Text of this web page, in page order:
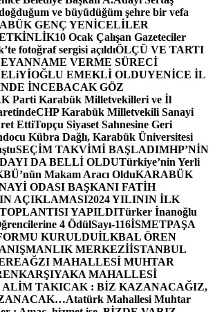
ve büyüdüğüm şehre bir vefa
GENÇ YENİCELİLER
10 Ocak Çalışan Gazeteciler
fotoğraf sergisi açıldıÖLÇÜ VE TARTI
VERME SÜRECİ
EMEKLİ OLDUYENİCE İL
İNCEBACAK GÖZ
Parti Karabük Milletvekilleri ve İl
CHP Karabük Milletvekili Sanayi
EttiTopçu Siyaset Sahnesine Geri
Kübra Dağlı, Karabük Üniversitesi
SEÇİM TAKVİMİ BAŞLADIMHP’NİN
DA BELLİ OLDUTürkiye’nin Yerli
Makam Aracı OlduKARABÜK
ODASI BAŞKANI FATİH
AÇIKLAMASI2024 YILININ İLK
YAPILDITürker İnanoğlu
4 ÖdülSayı-116İSMETPAŞA
KURULDUİLKBAL ÖREN
MERKEZİİSTANBUL
MAHALLESİ MUHTAR
KARŞIYAKA MAHALLESİ
ALİM TAKICAK : BİZ KAZANACAĞIZ,
Atatürk Mahallesi Muhtar